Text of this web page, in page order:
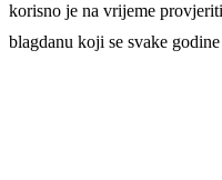
korisno je na vrijeme
blagdanu koji se svake